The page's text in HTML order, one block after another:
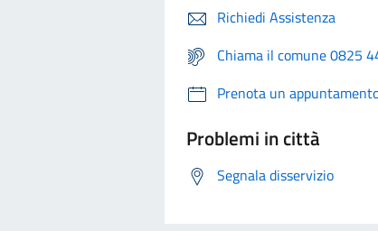
Richiedi Assistenza
Chiama il comune 0825
Prenota un
Problemi in città
Segnala disservizio